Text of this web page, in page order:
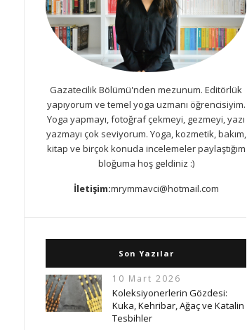
Gazatecilik Bölümü'nden mezunum. Editörlük
yapıyorum ve temel yoga uzmanı öğrencisiyim.
Yoga yapmayı, fotoğraf çekmeyi, gezmeyi, yazı
yazmayı çok seviyorum. Yoga, kozmetik, bakım,
kitap ve birçok konuda incelemeler paylaştığım
bloğuma hoş geldiniz :)
İletişim:mrymmavci@hotmail.com
Son Yazılar
10 Mart 2026
Koleksiyonerlerin Gözdesi:
Kuka, Kehribar, Ağaç ve Katalin
Tesbihler